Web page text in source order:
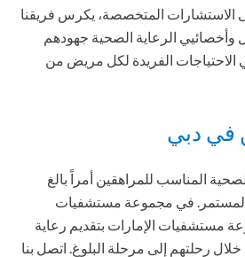
الاستشارات المتخصصة، يكرس فريقنا
الرعاية الصحية جهودهم
الاحتياجات الفريدة لكل مريض من
في دبي
المناسب للمراهقين أمراً بالغ
المستمر. في مجموعة مستشفيات
مستشفيات الإمارات بتقديم رعاية
خلال رحلتهم إلى مرحلة البلوغ. اتصل بنا